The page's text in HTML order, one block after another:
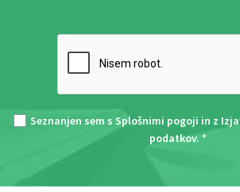
Seznanjen sem s Splošnimi pogoji in z
podatkov. *